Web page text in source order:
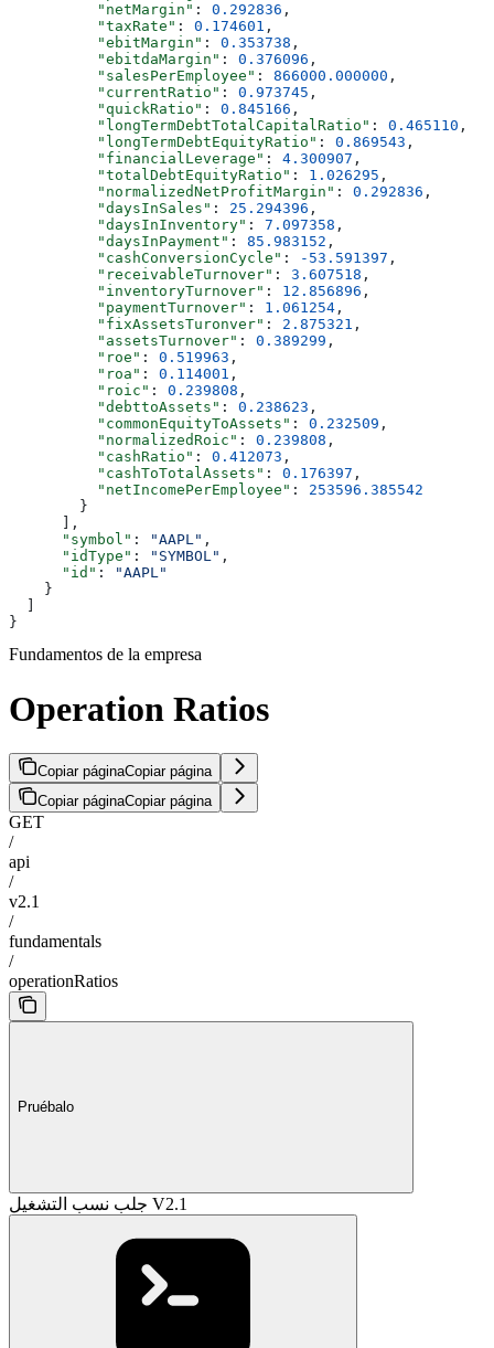
          "netMargin"
: 0.292836 ,
          "taxRate"
: 0.174601 ,
          "ebitMargin"
: 0.353738 ,
          "ebitdaMargin"
: 0.376096 ,
          "salesPerEmployee"
: 866000.000000 ,
          "currentRatio"
: 0.973745 ,
          "quickRatio"
: 0.845166 ,
          "longTermDebtTotalCapitalRatio"
: 0.465110 ,
          "longTermDebtEquityRatio"
: 0.869543 ,
          "financialLeverage"
: 4.300907 ,
          "totalDebtEquityRatio"
: 1.026295 ,
          "normalizedNetProfitMargin"
: 0.292836 ,
          "daysInSales"
: 25.294396 ,
          "daysInInventory"
: 7.097358 ,
          "daysInPayment"
: 85.983152 ,
          "cashConversionCycle"
: -53.591397 ,
          "receivableTurnover"
: 3.607518 ,
          "inventoryTurnover"
: 12.856896 ,
          "paymentTurnover"
: 1.061254 ,
          "fixAssetsTuronver"
: 2.875321 ,
          "assetsTurnover"
: 0.389299 ,
          "roe"
: 0.519963 ,
          "roa"
: 0.114001 ,
          "roic"
: 0.239808 ,
          "debttoAssets"
: 0.238623 ,
          "commonEquityToAssets"
: 0.232509 ,
          "normalizedRoic"
: 0.239808 ,
          "cashRatio"
: 0.412073 ,
          "cashToTotalAssets"
: 0.176397 ,
          "netIncomePerEmployee"
: 253596.385542
        }
      ],
      "symbol"
: "AAPL" ,
      "idType"
: "SYMBOL" ,
      "id"
:
"AAPL"
    }
}
Fundamentos de la empresa
Operation Ratios
Copiar páginaCopiar página
Copiar páginaCopiar página
GET
/
api
/
v2.1
/
fundamentals
/
operationRatios
Pruébalo
جلب نسب التشغيل V2.1